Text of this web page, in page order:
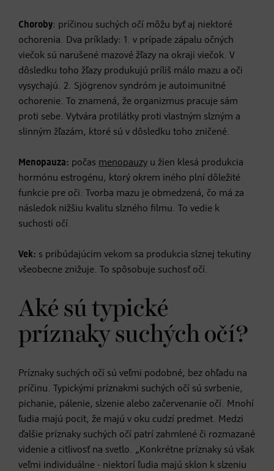
Choroby: príčinou suchých očí môžu byť aj niektoré
ochorenia. Dva príklady: 1. v prípade zápalu očných
viečok sú narušené mazové žľazy na okraji viečok. V
dôsledku toho žľazy produkujú príliš málo mazu a oči
vysychajú. 2. Sjögrenov syndróm je autoimunitné
ochorenie. To znamená, že organizmus pracuje sám
proti sebe. Vytvára protilátky proti vlastným slzným a
slinným žľazám, ktoré sú v dôsledku toho zničené.
Menopauza: počas menopauzy u žien klesá produkcia
hormónu estrogénu, ktorý okrem iného plní dôležité
funkcie pre oči. Tvorba mazu je obmedzená, čo má za
následok nižšiu kvalitu slzného filmu. To vedie k
suchosti očí.
Vek: s pribúdajúcim vekom sa produkcia slznej tekutiny
všeobecne znižuje. To spôsobuje suchosť očí.
Aké sú typické
príznaky suchých očí?
Príznaky suchých očí sú veľmi podobné, bez ohľadu na
príčinu. Typickými príznakmi suchých očí sú svrbenie,
pichanie, pálenie, slzenie alebo začervenanie očí. Mnohí
ľudia majú pocit, že majú v oku cudzí predmet. Medzi
ďalšie príznaky suchých očí patrí zahmlené či rozmazané
videnie a citlivosť na svetlo. „Konkrétne príznaky sú však
veľmi individuálne - niektorí ľudia majú sklon k slzeniu